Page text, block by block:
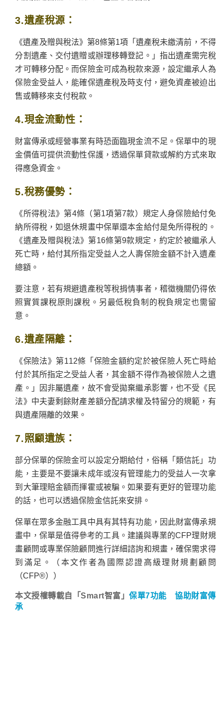
3.遺產稅源：
《遺產及贈與稅法》第8條第1項「遺產稅未繳清前，不得
分割遺產、交付遺贈或辦理移轉登記。」指出遺產需完稅
才可轉移分配。而保險金可成為稅款來源，設定繼承人為
保險金受益人，能確保遺產稅及時支付，避免資產被迫出
售或轉移來支付稅款。
4.現金流動性：
財富傳承或經營事業有時恐面臨現金流不足。保單中的現
金價值可提供流動性保護，透過保單貸款或解約方式來取
得應急資金。
5.稅務優勢：
《所得稅法》第4條（第1項第7款）規定人身保險給付免
納所得稅，如退休規畫中保單還本金給付是免所得稅的。
《遺產及贈與稅法》第16條第9款規定，約定於被繼承人
死亡時，給付其所指定受益人之人壽保險金額不計入遺產
總額。
要注意，若有規避遺產稅等稅捐情事者，稽徵機關仍得依
照實質課稅原則課稅。另最低稅負制的稅負規定也需留
意。
6.遺產隔離：
《保險法》第112條「保險金額約定於被保險人死亡時給
付於其所指定之受益人者，其金額不得作為被保險人之遺
產。」因非屬遺產，故不會受拋棄繼承影響，也不受《民
法》中夫妻剩餘財產差額分配請求權及特留分的規範，有
與遺產隔離的效果。
7.照顧遺族：
部分保單的保險金可以設定分期給付，俗稱「類信託」功
能，主要是不要讓未成年或沒有管理能力的受益人一次拿
到大筆理賠金額而揮霍或被騙。如果要有更好的管理功能
的話，也可以透過保險金信託來安排。
保單在眾多金融工具中具有其特有功能，因此財富傳承規
畫中，保單是值得參考的工具。建議與專業的CFP理財規
畫顧問或專業保險顧問進行詳細諮詢和規畫，確保需求得
到滿足。（本文作者為國際認證高級理財規劃顧問
（CFP®））
本文授權轉載自「Smart智富」保單7功能 協助財富傳
承